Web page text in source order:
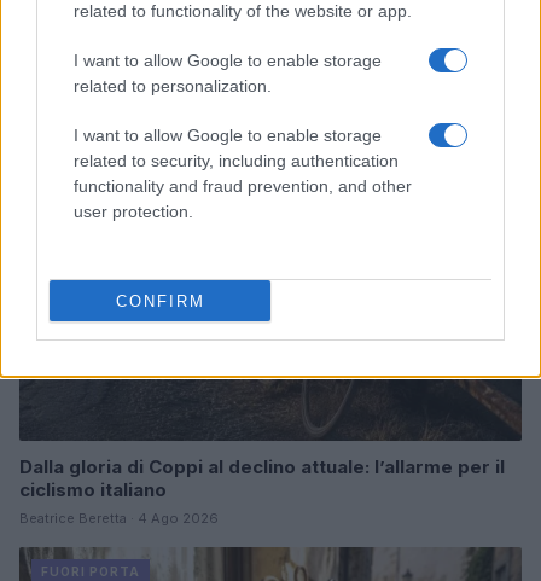
related to functionality of the website or app.
I want to allow Google to enable storage
related to personalization.
I want to allow Google to enable storage
related to security, including authentication
functionality and fraud prevention, and other
user protection.
CONFIRM
Odissea e Spider-Man: i film che hanno rivoluzionato
l’estate al cinema
Alessandro Tassinari · 5 Ago 2026
FUORI PORTA
Dalla gloria di Coppi al declino attuale: l’allarme per il
ciclismo italiano
Beatrice Beretta · 4 Ago 2026
FUORI PORTA